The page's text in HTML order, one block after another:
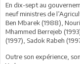
En dix-sept au
neuf ministres de
Ben Mbarek (1988),
Mhammed Berrejeb
(1997), Sadok Rabeh
Outre son expérience,